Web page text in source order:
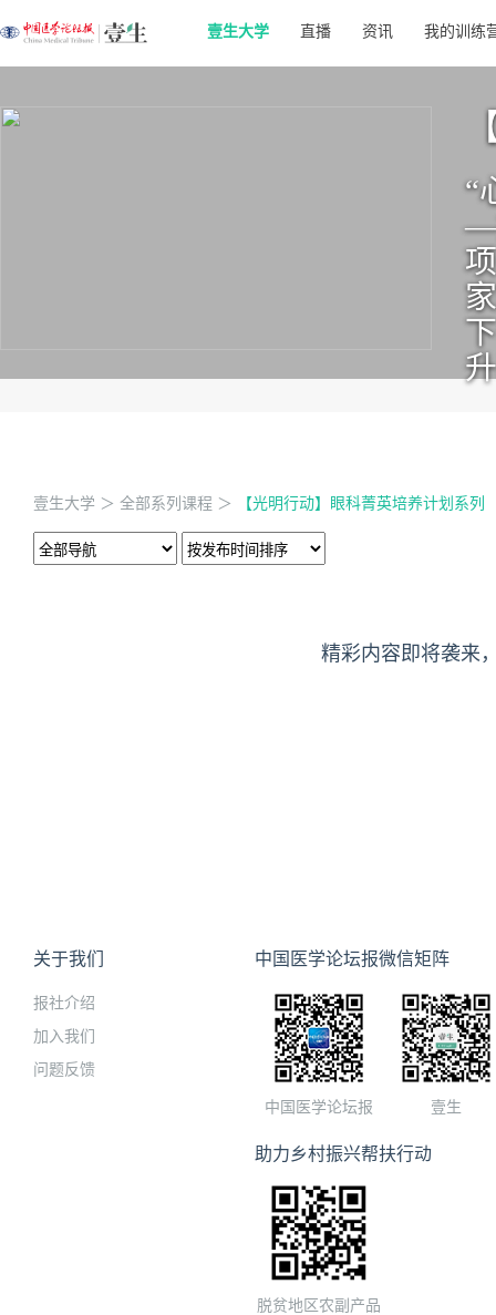
壹生大学 直播 资讯 我的训练
“
—
壹生大学 ＞ 全部系列课程 ＞ 【光明行动】眼科菁英培养计划系列
精彩内容即将袭来
关于我们
报社介绍
加入我们
问题反馈
中国医学论坛报微信矩阵
中国医学论坛报 壹生
助力乡村振兴帮扶行动
脱贫地区农副产品